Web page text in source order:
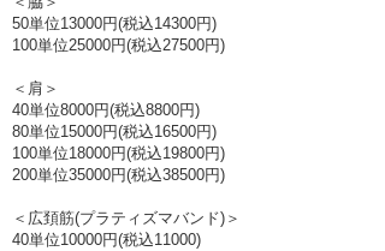
50単位13000円(税込14300円)
100単位25000円(税込27500円)
＜肩＞
40単位8000円(税込8800円)
80単位15000円(税込16500円)
100単位18000円(税込19800円)
200単位35000円(税込38500円)
​＜広頚筋(プラティズマバンド)＞
​40単位10000円(税込11000)